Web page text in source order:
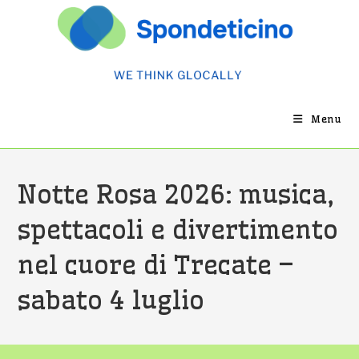
Menu
Notte Rosa 2026: musica,
spettacoli e divertimento
nel cuore di Trecate –
sabato 4 luglio